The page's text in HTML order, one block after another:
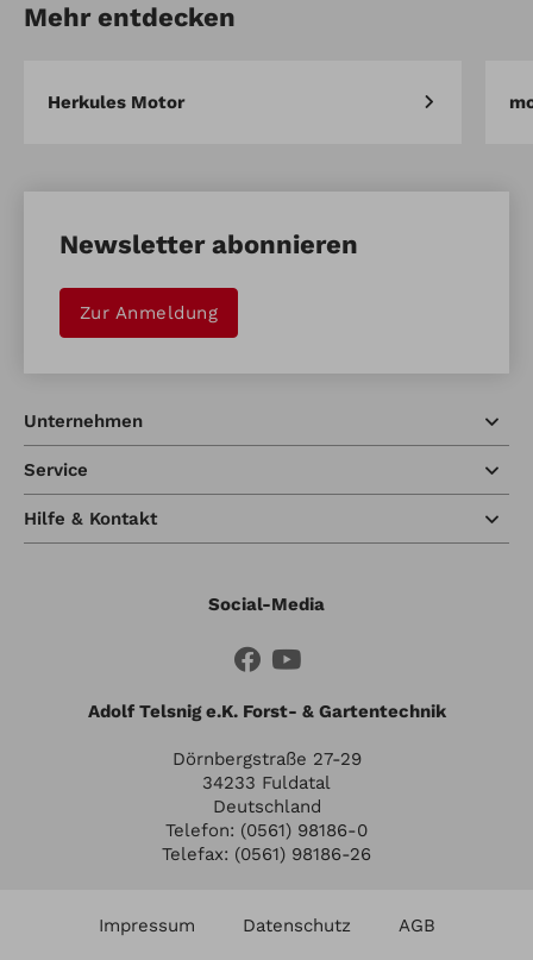
Seitlicher Deflektor
Mehr entdecken
Herkules Motor
Newsletter abonnieren
Zur Anmeldung
Unternehmen
Service
Hilfe & Kontakt
Social-Media
Adolf Telsnig e.K. Forst- & Gartentechnik
Dörnbergstraße 27-29
34233 Fuldatal
Deutschland
Telefon: (0561) 98186-0
Telefax: (0561) 98186-26
Impressum Datenschutz AGB